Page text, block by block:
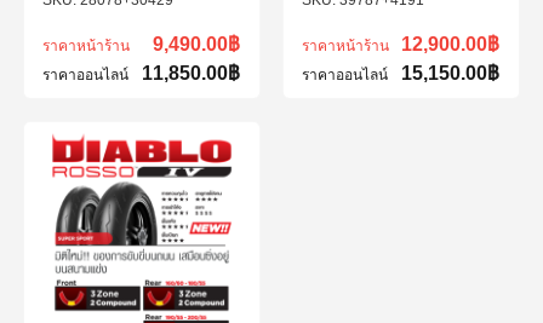
ราคาหน้าร้าน 9,490.00฿
ราคาออนไลน์ 11,850.00฿
ราคาหน้าร้าน 12,900.00฿
ราคาออนไลน์ 15,150.00฿